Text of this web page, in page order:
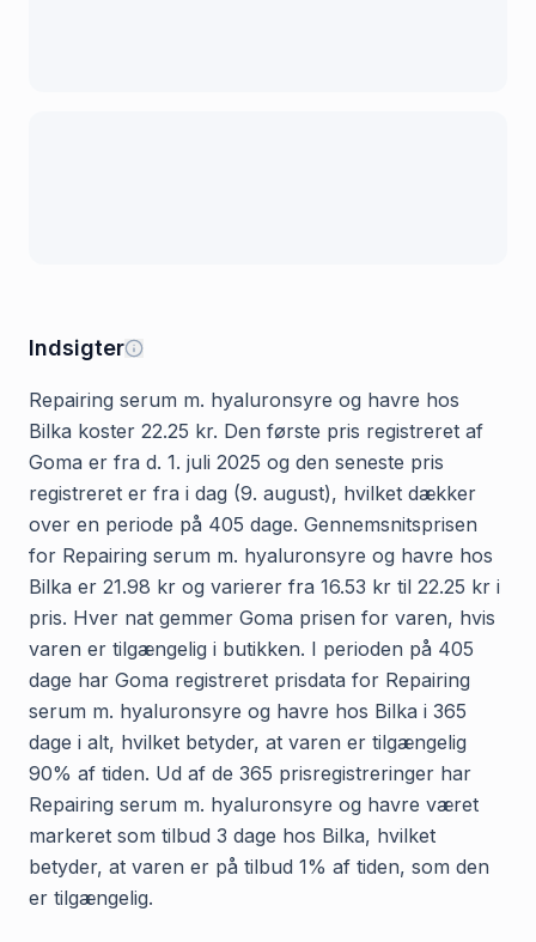
Indsigter
Repairing serum m. hyaluronsyre og havre hos
Bilka koster 22.25 kr. Den første pris registreret af
Goma er fra d. 1. juli 2025 og den seneste pris
registreret er fra i dag (9. august), hvilket dækker
over en periode på 405 dage. Gennemsnitsprisen
for Repairing serum m. hyaluronsyre og havre hos
Bilka er 21.98 kr og varierer fra 16.53 kr til 22.25 kr i
pris. Hver nat gemmer Goma prisen for varen, hvis
varen er tilgængelig i butikken. I perioden på 405
dage har Goma registreret prisdata for Repairing
serum m. hyaluronsyre og havre hos Bilka i 365
dage i alt, hvilket betyder, at varen er tilgængelig
90% af tiden. Ud af de 365 prisregistreringer har
Repairing serum m. hyaluronsyre og havre været
markeret som tilbud 3 dage hos Bilka, hvilket
betyder, at varen er på tilbud 1% af tiden, som den
er tilgængelig.